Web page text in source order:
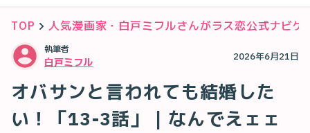
TOP 人気漫画家・白戸ミフルさんがラス恋公式ナビ
執筆者
白戸ミフル 2026年6月21日
オバサンと言われても結婚した
い！「13-3話」｜なんでえェェ